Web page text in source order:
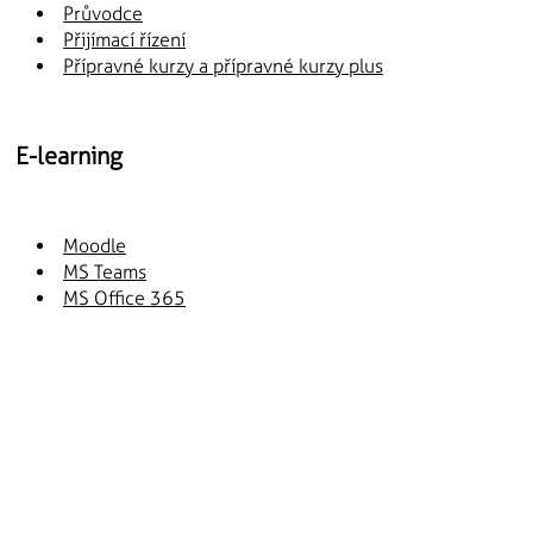
Průvodce
Přijímací řízení
Přípravné kurzy a přípravné kurzy plus
E-learning
Moodle
MS Teams
MS Office 365